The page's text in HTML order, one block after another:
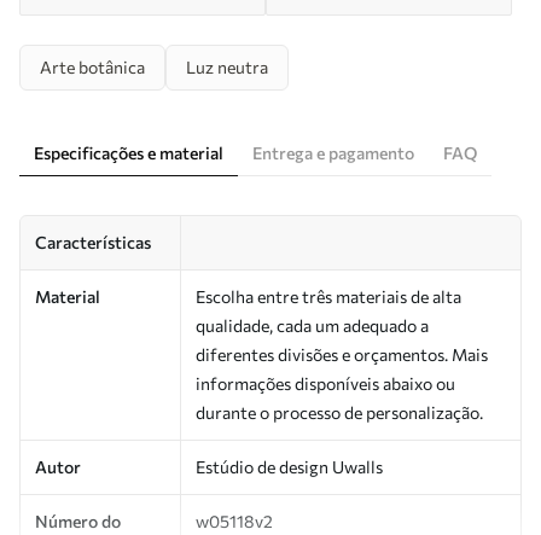
Arte botânica Luz neutra
Especificações e material Entrega e pagamento FAQ
Características
Material
Escolha entre três materiais de alta
qualidade, cada um adequado a
diferentes divisões e orçamentos. Mais
informações disponíveis abaixo ou
durante o processo de personalização.
Autor Estúdio de design Uwalls
Número do
w05118v2